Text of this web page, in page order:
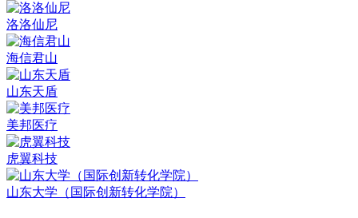
洛洛仙尼
海信君山
山东天盾
美邦医疗
虎翼科技
山东大学（国际创新转化学院）